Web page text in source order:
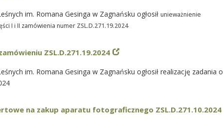
im. Romana Gesinga w Zagnańsku ogłosił unieważnienie
I i II zamówienia numer ZSL.D.271.19.2024
ZSL.D.271.19.2024
im. Romana Gesinga w Zagnańsku ogłosił realizację zadania o
na zakup aparatu fotograficznego ZSL.D.271.10.2024